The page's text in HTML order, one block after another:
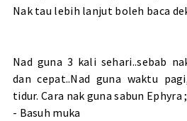
Nak tau lebih lanjut boleh baca
Nad guna 3 kali sehari..sebab
dan cepat..Nad guna waktu
tidur. Cara nak guna sabun Ephyra ;
- Basuh muka